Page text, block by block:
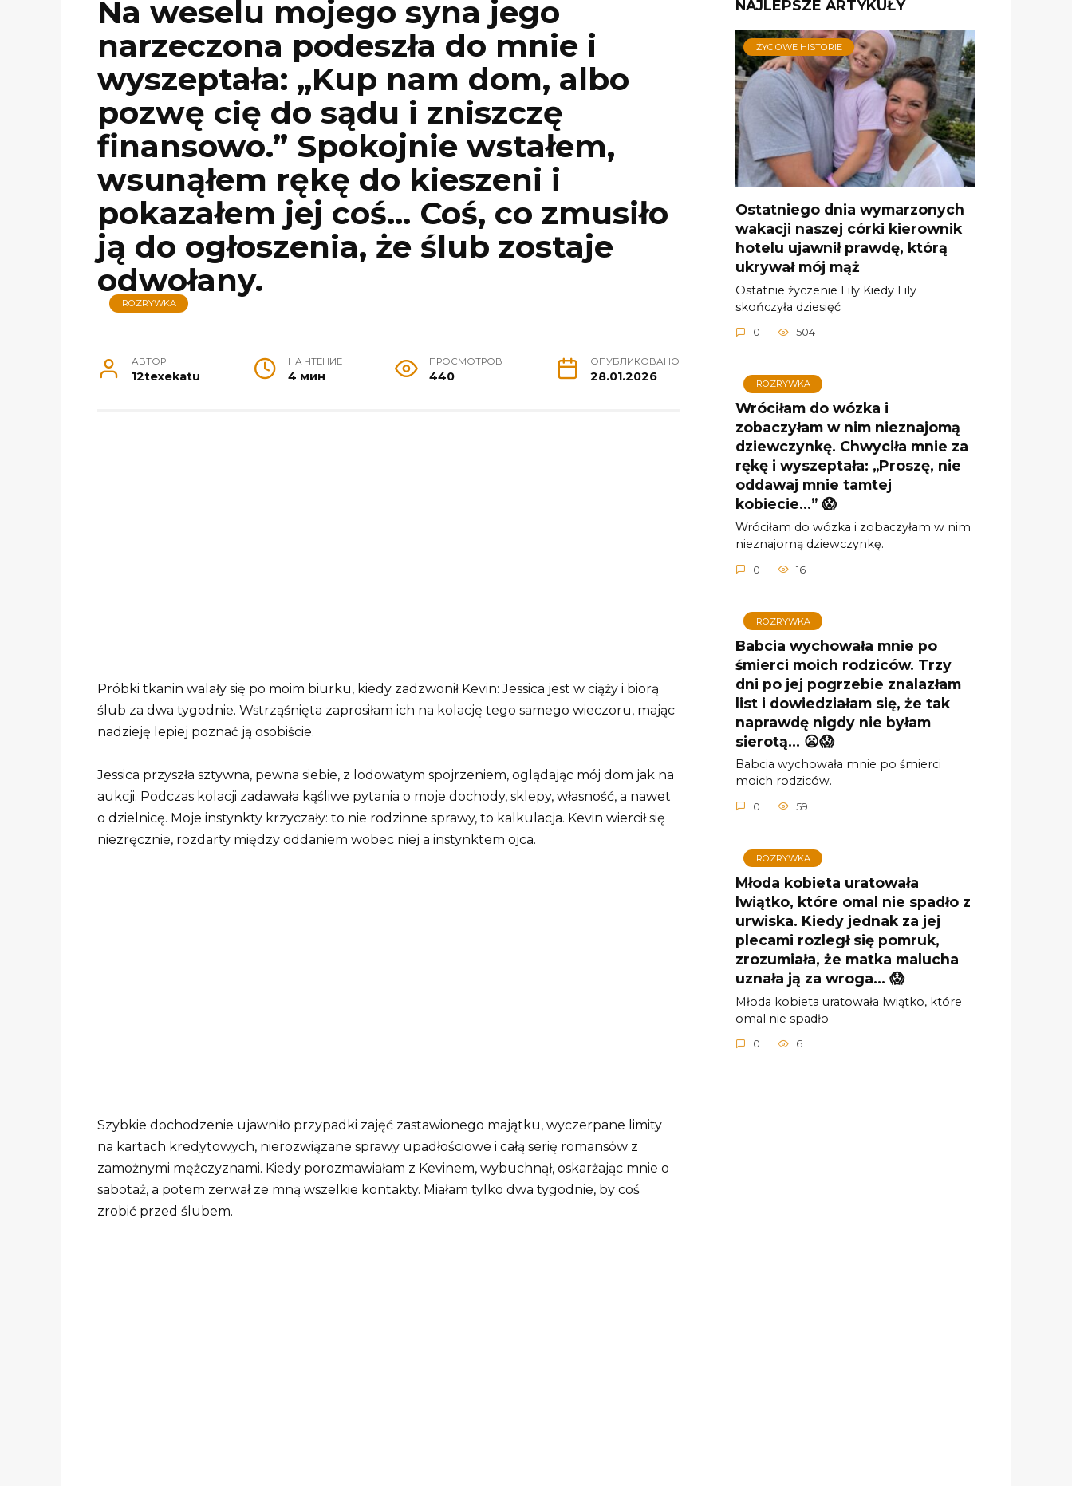
Na weselu mojego syna jego
narzeczona podeszła do mnie i
wyszeptała: „Kup nam dom, albo
pozwę cię do sądu i zniszczę
finansowo.” Spokojnie wstałem,
wsunąłem rękę do kieszeni i
pokazałem jej coś… Coś, co zmusiło
ją do ogłoszenia, że ślub zostaje
odwołany.
ROZRYWKA
АВТОР
12texekatu
НА ЧТЕНИЕ
4 мин
ПРОСМОТРОВ
440
ОПУБЛИКОВАНО
28.01.2026
Próbki tkanin walały się po moim biurku, kiedy zadzwonił Kevin: Jessica jest w ciąży i biorą
ślub za dwa tygodnie. Wstrząśnięta zaprosiłam ich na kolację tego samego wieczoru, mając
nadzieję lepiej poznać ją osobiście.
Jessica przyszła sztywna, pewna siebie, z lodowatym spojrzeniem, oglądając mój dom jak na
aukcji. Podczas kolacji zadawała kąśliwe pytania o moje dochody, sklepy, własność, a nawet
o dzielnicę. Moje instynkty krzyczały: to nie rodzinne sprawy, to kalkulacja. Kevin wiercił się
niezręcznie, rozdarty między oddaniem wobec niej a instynktem ojca.
Szybkie dochodzenie ujawniło przypadki zajęć zastawionego majątku, wyczerpane limity
na kartach kredytowych, nierozwiązane sprawy upadłościowe i całą serię romansów z
zamożnymi mężczyznami. Kiedy porozmawiałam z Kevinem, wybuchnął, oskarżając mnie o
sabotaż, a potem zerwał ze mną wszelkie kontakty. Miałam tylko dwa tygodnie, by coś
zrobić przed ślubem.
NAJLEPSZE ARTYKUŁY
ŻYCIOWE HISTORIE
Ostatniego dnia wymarzonych
wakacji naszej córki kierownik
hotelu ujawnił prawdę, którą
ukrywał mój mąż
Ostatnie życzenie Lily Kiedy Lily
skończyła dziesięć
0 504
ROZRYWKA
Wróciłam do wózka i
zobaczyłam w nim nieznajomą
dziewczynkę. Chwyciła mnie za
rękę i wyszeptała: „Proszę, nie
oddawaj mnie tamtej
kobiecie…” 😱
Wróciłam do wózka i zobaczyłam w nim
nieznajomą dziewczynkę.
0 16
ROZRYWKA
Babcia wychowała mnie po
śmierci moich rodziców. Trzy
dni po jej pogrzebie znalazłam
list i dowiedziałam się, że tak
naprawdę nigdy nie byłam
sierotą… 😦😱
Babcia wychowała mnie po śmierci
moich rodziców.
0 59
ROZRYWKA
Młoda kobieta uratowała
lwiątko, które omal nie spadło z
urwiska. Kiedy jednak za jej
plecami rozległ się pomruk,
zrozumiała, że matka malucha
uznała ją za wroga… 😱
Młoda kobieta uratowała lwiątko, które
omal nie spadło
0 6